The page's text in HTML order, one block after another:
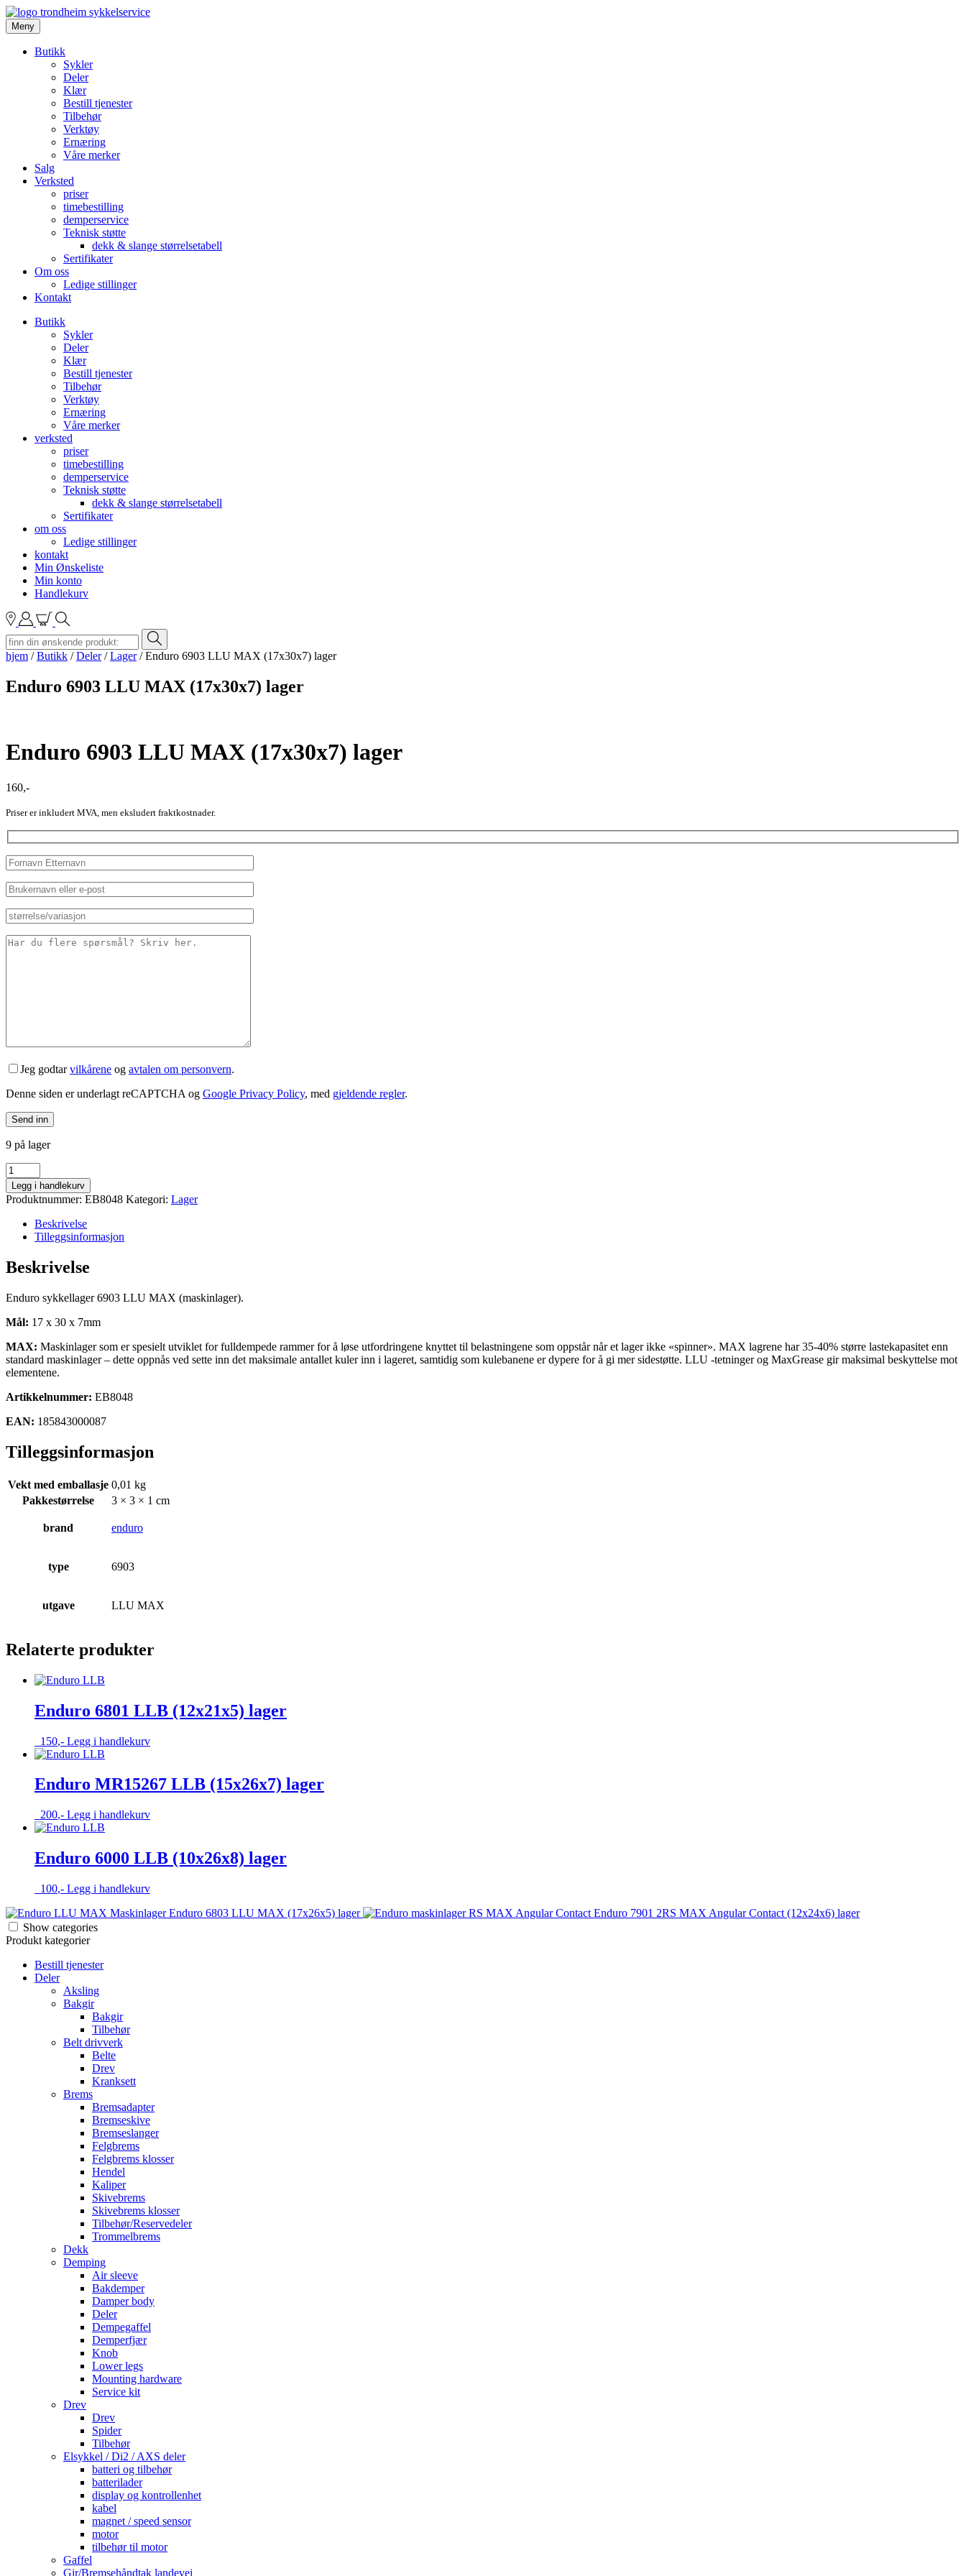
Meny
Butikk
Sykler
Deler
Klær
Bestill tjenester
Tilbehør
Verktøy
Ernæring
Våre merker
Salg
Verksted
priser
timebestilling
demperservice
Teknisk støtte
dekk & slange størrelsetabell
Sertifikater
Om oss
Ledige stillinger
Kontakt
Butikk
Sykler
Deler
Klær
Bestill tjenester
Tilbehør
Verktøy
Ernæring
Våre merker
verksted
priser
timebestilling
demperservice
Teknisk støtte
dekk & slange størrelsetabell
Sertifikater
om oss
Ledige stillinger
kontakt
Min Ønskeliste
Min konto
Handlekurv
hjem /Butikk /Deler/Lager/Enduro 6903 LLU MAX (17x30x7) lager
Enduro 6903 LLU MAX (17x30x7) lager
Enduro 6903 LLU MAX (17x30x7) lager
160,-
Priser er inkludert MVA, men eksludert fraktkostnader.
Jeg godtarvilkårene og avtalen om personvern.
Denne siden er underlagt reCAPTCHA og Google Privacy Policy, med gjeldende regler.
9 på lager
Enduro
6903
LLU
MAX
(17x30x7)
lager
Legg i handlekurv
Produktnummer: EB8048 Kategori: Lager
Beskrivelse
Tilleggsinformasjon
Beskrivelse
Enduro sykkellager 6903 LLU MAX (maskinlager).
Mål: 17 x 30 x 7mm
MAX: Maskinlager som er spesielt utviklet for fulldempede rammer for å løse utfordringene knyttet til belastningene som oppstår når et lager ikke «spinner». MAX lagrene har 35-40% større lastekapasitet enn
standard maskinlager – dette oppnås ved sette inn det maksimale antallet kuler inn i lageret, samtidig som kulebanene er dypere for å gi mer sidestøtte. LLU -tetninger og MaxGrease gir maksimal beskyttelse mot
elementene.
Artikkelnummer: EB8048
EAN: 185843000087
Tilleggsinformasjon
Vekt med emballasje 0,01 kg
Pakkestørrelse
3 × 3 × 1 cm
brand enduro
type 6903
utgave LLU MAX
Relaterte produkter
Enduro 6801 LLB (12x21x5) lager
150,- Legg i handlekurv
Enduro MR15267 LLB (15x26x7) lager
200,- Legg i handlekurv
Enduro 6000 LLB (10x26x8) lager
100,- Legg i handlekurv
Enduro 6803 LLU MAX (17x26x5) lager
Enduro 7901 2RS MAX Angular Contact (12x24x6) lager
Show categories
Produkt kategorier
Bestill tjenester
Deler
Aksling
Bakgir
Bakgir
Tilbehør
Belt drivverk
Belte
Drev
Kranksett
Brems
Bremsadapter
Bremseskive
Bremseslanger
Felgbrems
Felgbrems klosser
Hendel
Kaliper
Skivebrems
Skivebrems klosser
Tilbehør/Reservedeler
Trommelbrems
Dekk
Demping
Air sleeve
Bakdemper
Damper body
Deler
Dempegaffel
Demperfjær
Knob
Lower legs
Mounting hardware
Service kit
Drev
Drev
Spider
Tilbehør
Elsykkel / Di2 / AXS deler
batteri og tilbehør
batterilader
display og kontrollenhet
kabel
magnet / speed sensor
motor
tilbehør til motor
Gaffel
Gir/Bremsehåndtak landevei